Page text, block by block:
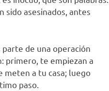
sido asesinados, antes
de una operación
primero, te empiezan a
meten a tu casa; luego
paso.